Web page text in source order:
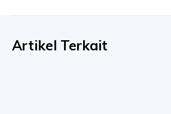
Artikel Terkait